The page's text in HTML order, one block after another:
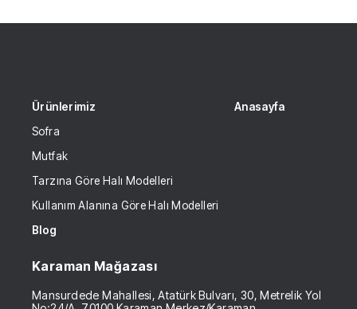
Ürünlerimiz
Sofra
Mutfak
Tarzına Göre Halı Modelleri
Kullanım Alanına Göre Halı Modelleri
Anasayfa
Blog
Karaman Mağazası
Mansurdede Mahallesi, Atatürk Bulvarı, 30, Metrelik Yol